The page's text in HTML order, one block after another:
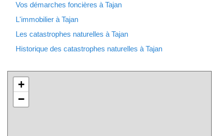
Vos démarches foncières à Tajan
L'immobilier à Tajan
Les catastrophes naturelles à Tajan
Historique des catastrophes naturelles à Tajan
+
−